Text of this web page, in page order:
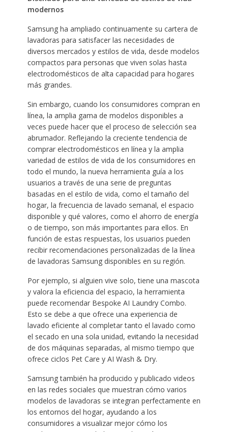
modernos
Samsung ha ampliado continuamente su cartera de
lavadoras para satisfacer las necesidades de
diversos mercados y estilos de vida, desde modelos
compactos para personas que viven solas hasta
electrodomésticos de alta capacidad para hogares
más grandes.
Sin embargo, cuando los consumidores compran en
línea, la amplia gama de modelos disponibles a
veces puede hacer que el proceso de selección sea
abrumador. Reflejando la creciente tendencia de
comprar electrodomésticos en línea y la amplia
variedad de estilos de vida de los consumidores en
todo el mundo, la nueva herramienta guía a los
usuarios a través de una serie de preguntas
basadas en el estilo de vida, como el tamaño del
hogar, la frecuencia de lavado semanal, el espacio
disponible y qué valores, como el ahorro de energía
o de tiempo, son más importantes para ellos. En
función de estas respuestas, los usuarios pueden
recibir recomendaciones personalizadas de la línea
de lavadoras Samsung disponibles en su región.
Por ejemplo, si alguien vive solo, tiene una mascota
y valora la eficiencia del espacio, la herramienta
puede recomendar Bespoke AI Laundry Combo.
Esto se debe a que ofrece una experiencia de
lavado eficiente al completar tanto el lavado como
el secado en una sola unidad, evitando la necesidad
de dos máquinas separadas, al mismo tiempo que
ofrece ciclos Pet Care y AI Wash & Dry.
Samsung también ha producido y publicado videos
en las redes sociales que muestran cómo varios
modelos de lavadoras se integran perfectamente en
los entornos del hogar, ayudando a los
consumidores a visualizar mejor cómo los